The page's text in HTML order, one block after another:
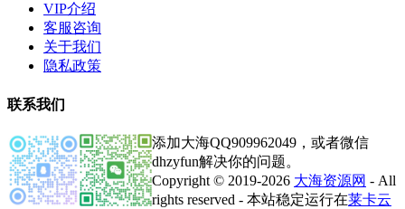
VIP介绍
客服咨询
关于我们
隐私政策
联系我们
添加大海QQ909962049，或者微信
dhzyfun解决你的问题。
Copyright © 2019-2026 大海资源网 - All
rights reserved - 本站稳定运行在莱卡云